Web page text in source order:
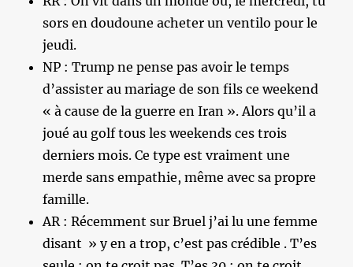
sors en doudoune acheter un ventilo pour le
jeudi.
NP : Trump ne pense pas avoir le temps
d’assister au mariage de son fils ce weekend
« à cause de la guerre en Iran ». Alors qu’il a
joué au golf tous les weekends ces trois
derniers mois. Ce type est vraiment une
merde sans empathie, même avec sa propre
famille.
AR : Récemment sur Bruel j’ai lu une femme
disant » y en a trop, c’est pas crédible . T’es